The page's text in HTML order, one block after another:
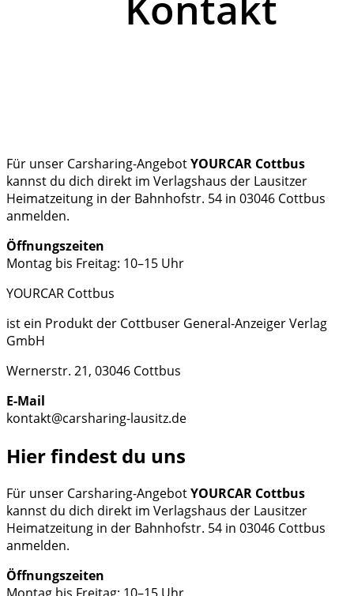
Für unser Carsharing-AngebotYOURCAR Cottbus
kannst du dich direkt im Verlagshaus der Lausitzer
Heimatzeitung in der Bahnhofstr. 54 in 03046 Cottbus
anmelden.
Öffnungszeiten
Montag bis Freitag: 10–15 Uhr
YOURCAR Cottbus
ist ein Produkt der Cottbuser General-Anzeiger Verlag
GmbH
Wernerstr. 21, 03046 Cottbus
E-Mail
kontakt@carsharing-lausitz.de
Hier findest du uns
Für unser Carsharing-AngebotYOURCAR Cottbus
kannst du dich direkt im Verlagshaus der Lausitzer
Heimatzeitung in der Bahnhofstr. 54 in 03046 Cottbus
anmelden.
Öffnungszeiten